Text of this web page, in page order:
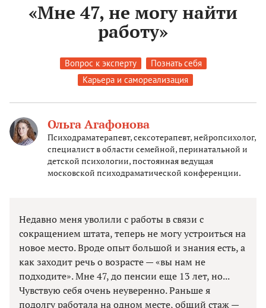
«Мне 47, не могу найти
работу»
Вопрос к эксперту
Познать себя
Карьера и самореализация
Ольга Агафонова
Психодраматерапевт, сексотерапевт, нейропсихолог,
специалист в области семейной, перинатальной и
детской психологии, постоянная ведущая
московской психодраматической конференции.
Недавно меня уволили с работы в связи с
сокращением штата, теперь не могу устроиться на
новое место. Вроде опыт большой и знания есть, а
как заходит речь о возрасте — «вы нам не
подходите». Мне 47, до пенсии еще 13 лет, но...
Чувствую себя очень неуверенно. Раньше я
подолгу работала на одном месте, общий стаж —